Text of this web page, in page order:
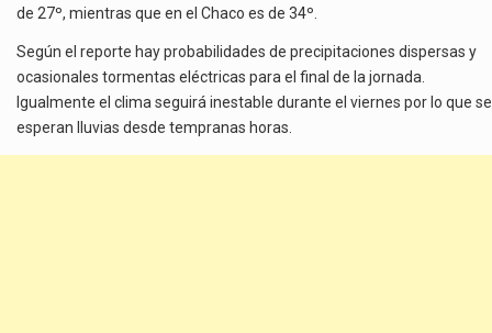
de 27º, mientras que en el Chaco es de 34º.
Según el reporte hay probabilidades de precipitaciones dispersas y
ocasionales tormentas eléctricas para el final de la jornada.
Igualmente el clima seguirá inestable durante el viernes por lo que se
esperan lluvias desde tempranas horas.